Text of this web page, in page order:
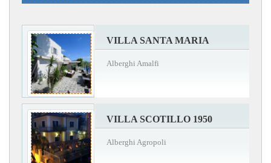
VILLA SANTA MARIA
Alberghi Amalfi
VILLA SCOTILLO 1950
Alberghi Agropoli